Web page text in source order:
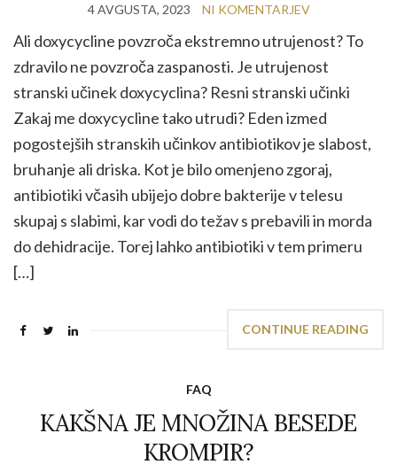
4 AVGUSTA, 2023 NI KOMENTARJEV
Ali doxycycline povzroča ekstremno utrujenost? To
zdravilo ne povzroča zaspanosti. Je utrujenost
stranski učinek doxycyclina? Resni stranski učinki
Zakaj me doxycycline tako utrudi? Eden izmed
pogostejših stranskih učinkov antibiotikov je slabost,
bruhanje ali driska. Kot je bilo omenjeno zgoraj,
antibiotiki včasih ubijejo dobre bakterije v telesu
skupaj s slabimi, kar vodi do težav s prebavili in morda
do dehidracije. Torej lahko antibiotiki v tem primeru
[…]
CONTINUE READING
FAQ
KAKŠNA JE MNOŽINA BESEDE
KROMPIR?